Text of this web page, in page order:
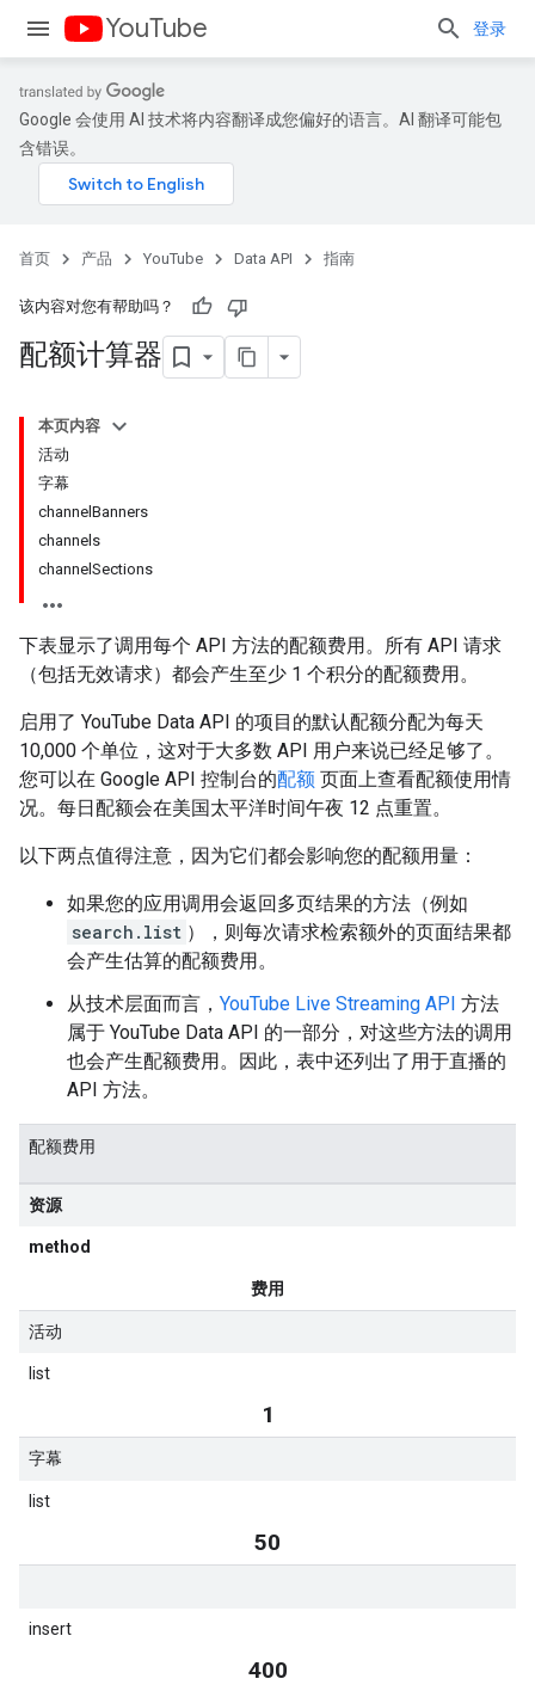
YouTube 登录
Google 会使用 AI 技术将内容翻译成您偏好的语言。AI 翻译可能包
含错误。
首页 产品 YouTube Data API 指南
该内容对您有帮助吗？
配额计算器
本页内容
活动
字幕
channelBanners
channels
channelSections
下表显示了调用每个 API 方法的配额费用。所有 API 请求
（包括无效请求）都会产生至少 1 个积分的配额费用。
启用了 YouTube Data API 的项目的默认配额分配为每天
10,000 个单位，这对于大多数 API 用户来说已经足够了。
您可以在 Google API 控制台的配额 页面上查看配额使用情
况。每日配额会在美国太平洋时间午夜 12 点重置。
以下两点值得注意，因为它们都会影响您的配额用量：
如果您的应用调用会返回多页结果的方法（例如
search.list ），则每次请求检索额外的页面结果都
会产生估算的配额费用。
从技术层面而言， YouTube Live Streaming API 方法
属于 YouTube Data API 的一部分，对这些方法的调用
也会产生配额费用。因此，表中还列出了用于直播的
API 方法。
配额费用
资源
method
费用
活动
list
1
字幕
list
50
insert
400